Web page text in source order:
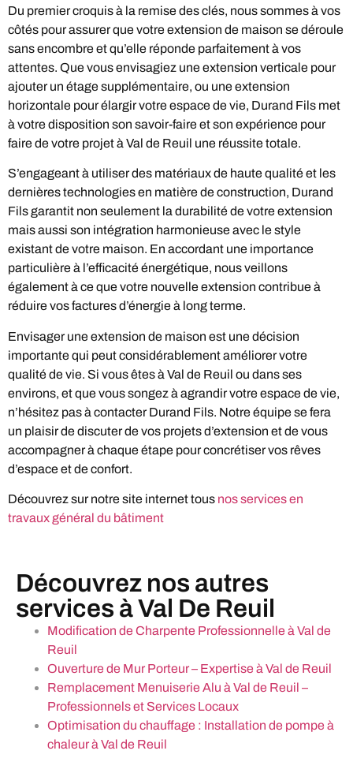
Du premier croquis à la remise des clés, nous sommes à vos
côtés pour assurer que votre extension de maison se déroule
sans encombre et qu’elle réponde parfaitement à vos
attentes. Que vous envisagiez une extension verticale pour
ajouter un étage supplémentaire, ou une extension
horizontale pour élargir votre espace de vie, Durand Fils met
à votre disposition son savoir-faire et son expérience pour
faire de votre projet à Val de Reuil une réussite totale.
S’engageant à utiliser des matériaux de haute qualité et les
dernières technologies en matière de construction, Durand
Fils garantit non seulement la durabilité de votre extension
mais aussi son intégration harmonieuse avec le style
existant de votre maison. En accordant une importance
particulière à l’efficacité énergétique, nous veillons
également à ce que votre nouvelle extension contribue à
réduire vos factures d’énergie à long terme.
Envisager une extension de maison est une décision
importante qui peut considérablement améliorer votre
qualité de vie. Si vous êtes à Val de Reuil ou dans ses
environs, et que vous songez à agrandir votre espace de vie,
n’hésitez pas à contacter Durand Fils. Notre équipe se fera
un plaisir de discuter de vos projets d’extension et de vous
accompagner à chaque étape pour concrétiser vos rêves
d’espace et de confort.
Découvrez sur notre site internet tous nos services en
travaux général du bâtiment
Découvrez nos autres
services à Val De Reuil
Modification de Charpente Professionnelle à Val de
Reuil
Ouverture de Mur Porteur – Expertise à Val de Reuil
Remplacement Menuiserie Alu à Val de Reuil –
Professionnels et Services Locaux
Optimisation du chauffage : Installation de pompe à
chaleur à Val de Reuil